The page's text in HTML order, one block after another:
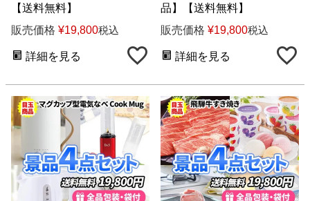
【送料無料】
販売価格 ¥19,800税込
詳細を見る
品】【送料無料】
販売価格 ¥19,800税込
詳細を見る